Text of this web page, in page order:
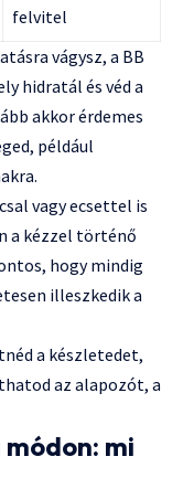
felvitel
vágysz, a BB
hidratál és véd a
akkor érdemes
például
vagy ecsettel is
a kézzel történő
hogy mindig
illeszkedik a
a készletedet,
az alapozót, a
mi